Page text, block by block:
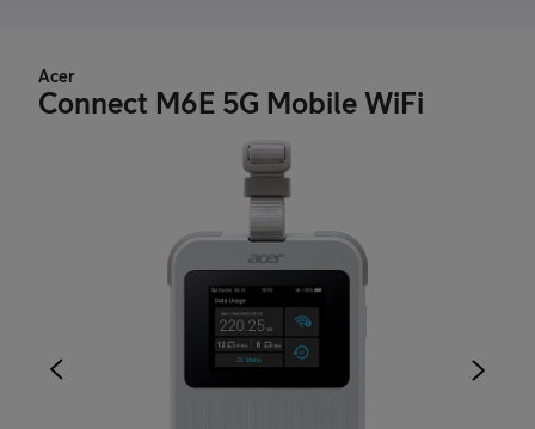
Acer
Connect M6E 5G Mobile WiFi